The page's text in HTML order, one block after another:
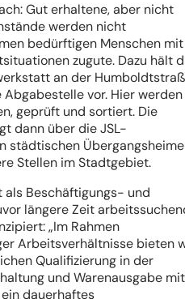
Gut erhaltene, aber nicht
werden nicht
bedürftigen Menschen mit
zugute. Dazu hält
an der
vor. Hier werden
geprüft und sortiert. Die
dann über die JSL-
städtischen
Stellen im Stadtgebiet.
als Beschäftigungs- und
längere Zeit
„Im Rahmen
Arbeitsverhältnisse bieten
Qualifizierung in der
und Warenausgabe mit
dauerhaftes